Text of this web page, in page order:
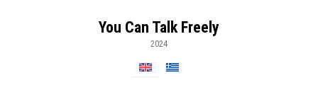
You Can Talk Freely
2024